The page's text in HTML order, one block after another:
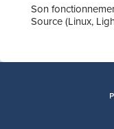
Son
Source (Linux,